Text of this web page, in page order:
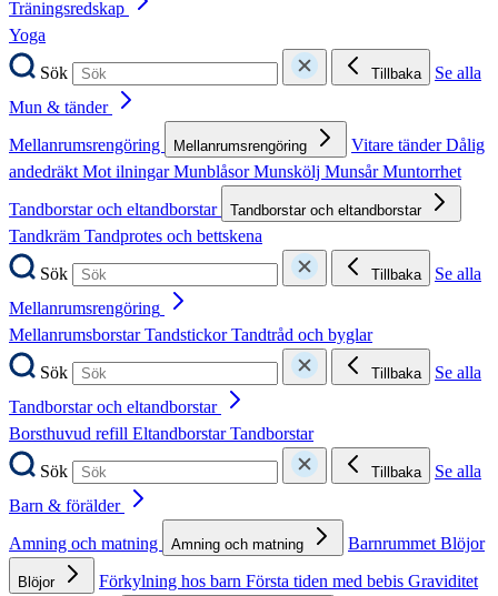
Träningsredskap
Yoga
Sök
Tillbaka
Se alla
Mun & tänder
Mellanrumsrengöring
Mellanrumsrengöring Vitare tänderDålig
andedräktMot ilningarMunblåsorMunskölj MunsårMuntorrhet
Tandborstar och eltandborstar
Tandborstar och eltandborstar
Tandkräm Tandprotes och bettskena
Sök
Tillbaka
Se alla
Mellanrumsrengöring
MellanrumsborstarTandstickorTandtråd och byglar
Sök
Tillbaka
Se alla
Tandborstar och eltandborstar
Borsthuvud refill EltandborstarTandborstar
Sök
Tillbaka
Se alla
Barn & förälder
Amning och matning
Amning och matning BarnrummetBlöjor
Blöjor Förkylning hos barn Första tiden med bebis Graviditet